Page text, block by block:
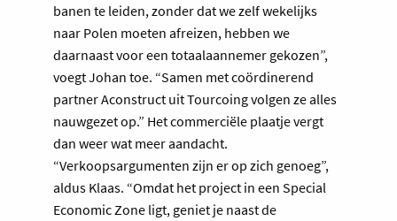
banen te leiden, zonder dat we zelf wekelijks
naar Polen moeten afreizen, hebben we
daarnaast voor een totaalaannemer gekozen”,
voegt Johan toe. “Samen met coördinerend
partner Aconstruct uit Tourcoing volgen ze alles
nauwgezet op.” Het commerciële plaatje vergt
dan weer wat meer aandacht.
“Verkoopsargumenten zijn er op zich genoeg”,
aldus Klaas. “Omdat het project in een Special
Economic Zone ligt, geniet je naast de